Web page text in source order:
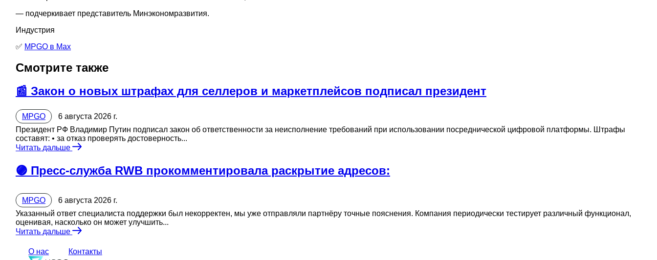
— подчеркивает представитель Минэкономразвития.
Индустрия
✅ MPGO в Мах
Смотрите также
📰 Закон о новых штрафах для селлеров и маркетплейсов подписал президент
MPGO
6 августа 2026 г.
Президент РФ Владимир Путин подписал закон об ответственности за неисполнение требований при использовании посреднической цифровой платформы. Штрафы
составят: • за отказ проверять достоверность...
Читать дальше
🟣 Пресс-служба RWB прокомментировала раскрытие адресов:
MPGO
6 августа 2026 г.
Указанный ответ специалиста поддержки был некорректен, мы уже отправляли партнёру точные пояснения. Компания периодически тестирует различный функционал,
оценивая, насколько он может улучшить...
Читать дальше
О нас
Контакты